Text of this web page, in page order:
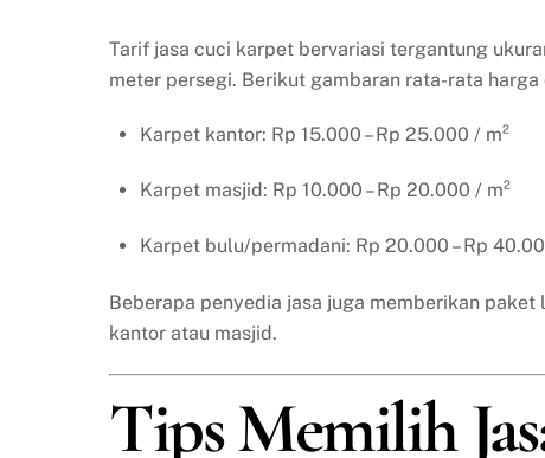
Tarif jasa cuci karpet bervariasi tergantung
meter persegi. Berikut gambaran rata-rata harga
Karpet kantor: Rp 15.000 – Rp 25.000 / m²
Karpet masjid: Rp 10.000 – Rp 20.000 / m²
Karpet bulu/permadani: Rp 20.000 – Rp
Beberapa penyedia jasa juga memberikan
kantor atau masjid.
Tips Memilih